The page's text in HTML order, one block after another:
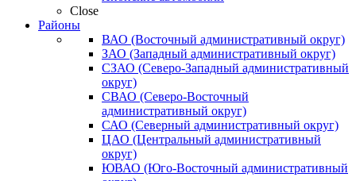
Close
Районы
ВАО (Восточный административный округ)
ЗАО (Западный административный округ)
СЗАО (Северо-Западный административный
округ)
СВАО (Северо-Восточный
административный округ)
САО (Северный административный округ)
ЦАО (Центральный административный
округ)
ЮВАО (Юго-Восточный административный